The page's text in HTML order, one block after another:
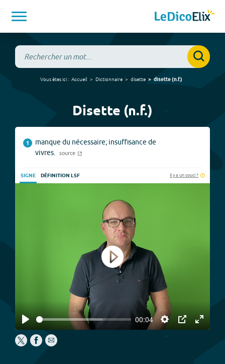
Vous êtes ici : Accueil Dictionnaire disette disette(n.f.)
Disette (n.f.)
1
manque du nécessaire; insuffisance de
vivres.
source
SIGNE DÉFINITION LSF Il y a un souci ?
Play
00:04
Settings
PIP
Enter
Play